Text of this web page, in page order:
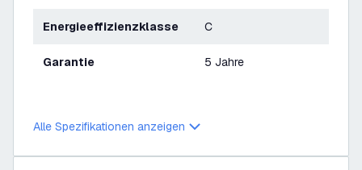
Energieeffizienzklasse C
Garantie 5 Jahre
Alle Spezifikationen anzeigen